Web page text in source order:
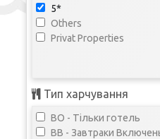
5*
Others
Privat Properties
Тип харчування
BO - Тільки готель
BB - Завтраки